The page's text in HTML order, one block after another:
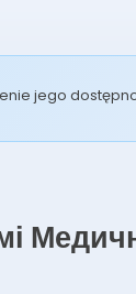
jego